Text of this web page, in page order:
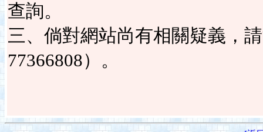
查詢。
三、倘對網站尚有相關疑義，
77366808）。